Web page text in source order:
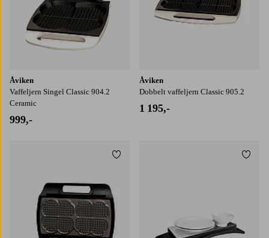
Åviken
Vaffeljern Singel Classic 904.2
Ceramic
999,-
Åviken
Dobbelt vaffeljern Classic 905.2
1 195,-
Legg til favoritter